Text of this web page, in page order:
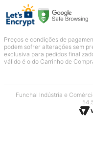
Preços e condições de
podem sofrer alterações sem
exclusiva para pedidos
válido é o do Carrinho de
Funchal Indústria e